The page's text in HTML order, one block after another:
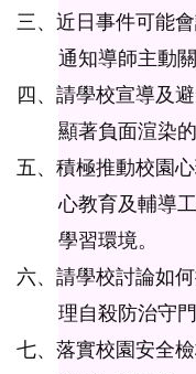
三、近日事件可能
通知導師主動
四、請學校宣導及
顯著負面渲染
五、積極推動校園
心教育及輔導
學習環境。
六、請學校討論如
理自殺防治守
七、落實校園安全